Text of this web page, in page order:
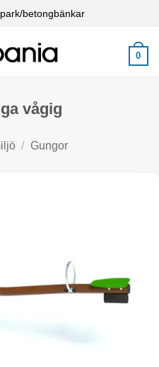
betongbänkar
0
vågig
/ Gungor